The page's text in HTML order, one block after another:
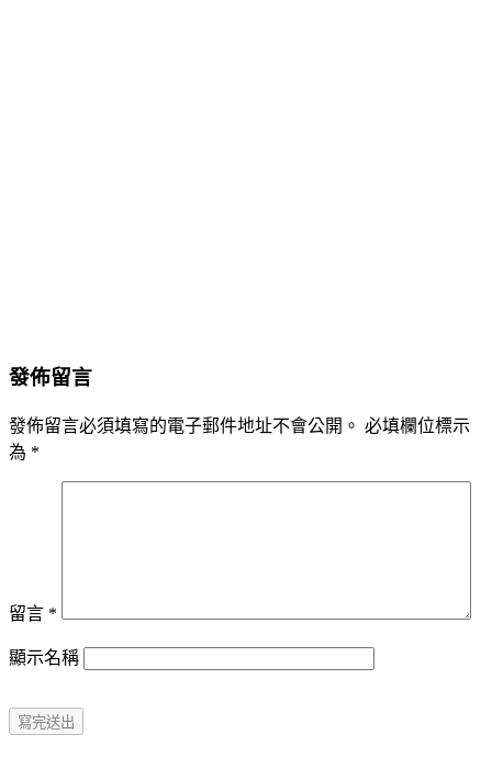
發佈留言
發佈留言必須填寫的電子郵件地址不會公開。 必填欄位標示
為 *
留言 *
顯示名稱